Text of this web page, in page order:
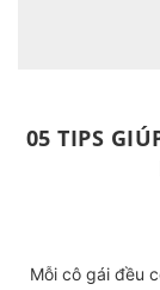
05 TIPS
Mỗi cô gái đều